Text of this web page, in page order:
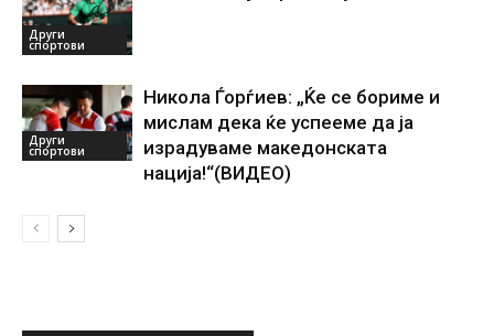
Други
спортови
Други
спортови
Никола Ѓорѓиев: „Ќе се бориме и
мислам дека ќе успееме да ја
израдуваме македонската
нација!“(ВИДЕО)